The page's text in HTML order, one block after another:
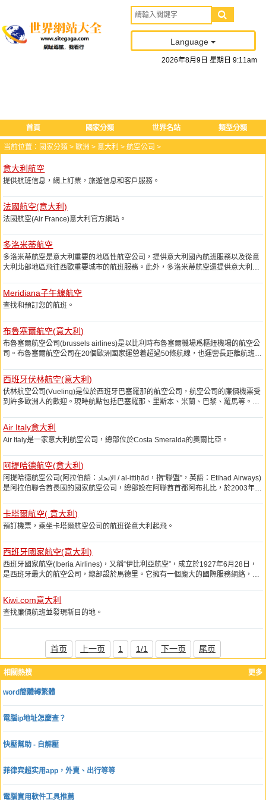
Language
2026年8月 9 日 星期日 9:11am
首頁 國家分類 世界名站 類型分類
更多
相關熱搜
word簡體轉繁體
電腦ip地址怎麼查？
快壓幫助 - 自解壓
菲律宾超实用app，外賣、出行等等
電腦實用軟件工具推薦
当前位置： 國家分類 > 歐洲 > 意大利 > 航空公司 >
意大利航空
提供航班信息，網上訂票，旅遊信息和客戶服務。
法國航空(意大利)
法國航空(Air France)意大利官方網站。
多洛米蒂航空
多洛米蒂航空是意大利重要的地區性航空公司，提供意大利國內航班服務以及從意
大利北部地區飛往西歐重要城市的航班服務。此外，多洛米蒂航空還提供意大利和
Miles & More完全一體化合作伙伴。
Meridiana子午線航空
查找和預訂您的航班。
布魯塞爾航空(意大利)
布魯塞爾航空公司(brussels airlines)是以比利時布魯塞爾機場爲樞紐機場的航空公
司。布魯塞爾航空公司在20個歐洲國家運營着超過50條航線，也運營長距離航班到
西班牙伏林航空(意大利)
伏林航空公司(Vueling)是位於西班牙巴塞羅那的航空公司，航空公司的廉價機票受
到許多歐洲人的歡迎。現時航點包括巴塞羅那、里斯本、米蘭、巴黎、羅馬等。航
公司之後，歐洲的第三大廉價航空公司。
Air Italy意大利
Air Italy是一家意大利航空公司，總部位於Costa Smeralda的奧爾比亞。
阿提哈德航空(意大利)
阿提哈德航空公司(阿拉伯語：الإتحاد‎ / al-ittiḥād，指“聯盟”，英語：Etihad Airways)
是阿拉伯聯合酋長國的國家航空公司，總部設在阿聯酋首都阿布扎比，於2003年
空。
卡塔爾航空( 意大利)
預訂機票，乘坐卡塔爾航空公司的航班從意大利起飛。
西班牙國家航空(意大利)
西班牙國家航空(Iberia Airlines)，又稱“伊比利亞航空”，成立於1927年6月28日，
是西班牙最大的航空公司，總部設於馬德里。它擁有一個龐大的國際服務網絡，以
Kiwi.com意大利
查找廉價航班並發現新目的地。
首页 上一页 1 1/1 下一页 尾页